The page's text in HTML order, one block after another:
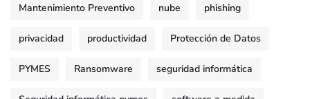
Mantenimiento Preventivo nube phishing
privacidad productividad Protección de Datos
PYMES Ransomware seguridad informática